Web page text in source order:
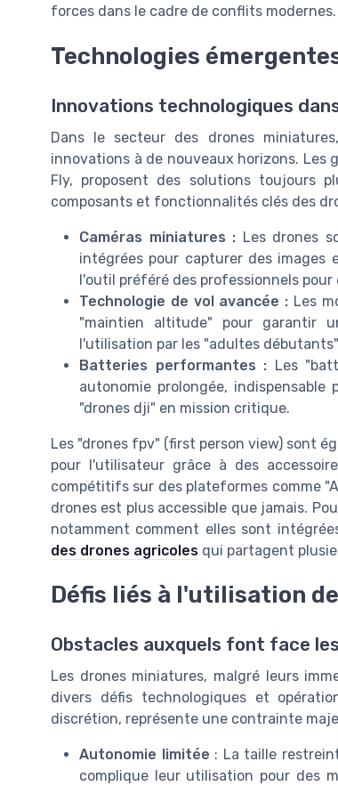
forces dans le cadre de conflits modernes.
Technologies
Innovations technologiques
Dans le secteur des drones
innovations à de nouveaux horizons. Les
Fly, proposent des solutions toujours
composants et fonctionnalités clés des
Caméras miniatures : Les drones
intégrées pour capturer des images
l'outil préféré des professionnels
Technologie de vol avancée : Les
"maintien altitude" pour garantir
l'utilisation par les "adultes
Batteries performantes : Les
autonomie prolongée,
"drones dji" en mission critique.
Les "drones fpv" (first person view) sont
pour l'utilisateur grâce à des
compétitifs sur des plateformes comme
drones est plus accessible que jamais.
notamment comment elles sont
des drones agricoles qui partagent
Défis liés à l'utilisation
Obstacles auxquels font face
Les drones miniatures, malgré leurs
divers défis technologiques et
discrétion, représente une contrainte
Autonomie limitée : La taille
complique leur utilisation pour des